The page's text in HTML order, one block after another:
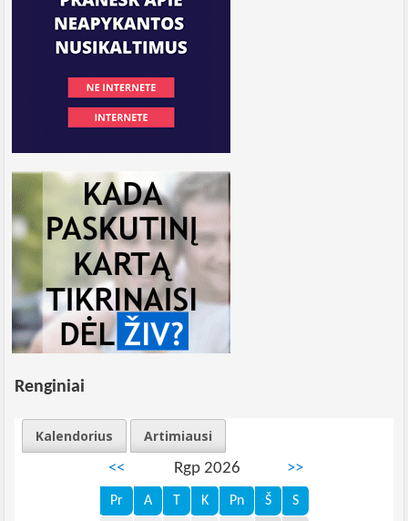
Renginiai
Kalendorius
Artimiausi
<<
Rgp 2026 >>
Pr A T K Pn Š S